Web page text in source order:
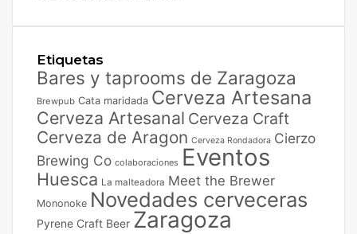
Etiquetas
Bares y taprooms de Zaragoza
Brewpub Cata maridada Cerveza Artesana
Cerveza Artesanal Cerveza Craft
Cerveza de Aragon Cerveza Rondadora Cierzo
Brewing Co colaboraciones Eventos
Huesca La malteadora Meet the Brewer
Mononoke Novedades cerveceras
Pyrene Craft Beer Zaragoza